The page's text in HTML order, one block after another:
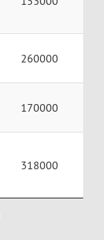
260000
170000
318000